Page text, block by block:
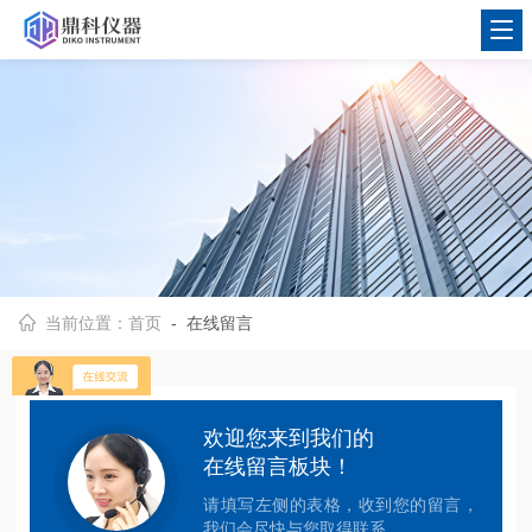
当前位置：首页 - 在线留言
欢迎您来到我们的
在线留言板块！
请填写左侧的表格，收到您的留言，